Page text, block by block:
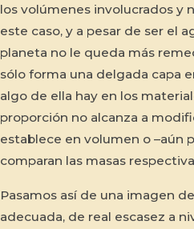
los volúmenes involucrados y
este caso, y a pesar de ser el
planeta no le queda más
sólo forma una delgada capa
algo de ella hay en los
proporción no alcanza a
establece en volumen o –aún
comparan las masas
Pasamos así de una imagen
adecuada, de real escasez a